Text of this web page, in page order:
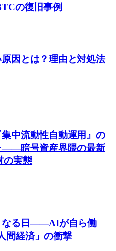
の復旧事例
因とは？理由と対処法
中流動性自動運用』の
――暗号資産界隈の最新
の実態
なる日——AIが自ら働
間経済」の衝撃